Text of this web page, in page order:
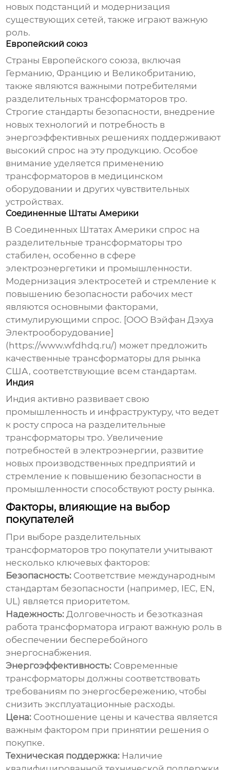
новых подстанций и модернизация
существующих сетей, также играют важную
роль.
Европейский союз
Страны Европейского союза, включая
Германию, Францию и Великобританию,
также являются важными потребителями
разделительных трансформаторов тро.
Строгие стандарты безопасности, внедрение
новых технологий и потребность в
энергоэффективных решениях поддерживают
высокий спрос на эту продукцию. Особое
внимание уделяется применению
трансформаторов в медицинском
оборудовании и других чувствительных
устройствах.
Соединенные Штаты Америки
В Соединенных Штатах Америки спрос на
разделительные трансформаторы тро
стабилен, особенно в сфере
электроэнергетики и промышленности.
Модернизация электросетей и стремление к
повышению безопасности рабочих мест
являются основными факторами,
стимулирующими спрос. [ООО Вэйфан Дэхуа
Электрооборудование]
(https://www.wfdhdq.ru/) может предложить
качественные трансформаторы для рынка
США, соответствующие всем стандартам.
Индия
Индия активно развивает свою
промышленность и инфраструктуру, что ведет
к росту спроса на разделительные
трансформаторы тро. Увеличение
потребностей в электроэнергии, развитие
новых производственных предприятий и
стремление к повышению безопасности в
промышленности способствуют росту рынка.
Факторы, влияющие на выбор
покупателей
При выборе разделительных
трансформаторов тро покупатели учитывают
несколько ключевых факторов:
Безопасность: Соответствие международным
стандартам безопасности (например, IEC, EN,
UL) является приоритетом.
Надежность: Долговечность и безотказная
работа трансформатора играют важную роль в
обеспечении бесперебойного
энергоснабжения.
Энергоэффективность: Современные
трансформаторы должны соответствовать
требованиям по энергосбережению, чтобы
снизить эксплуатационные расходы.
Цена: Соотношение цены и качества является
важным фактором при принятии решения о
покупке.
Техническая поддержка: Наличие